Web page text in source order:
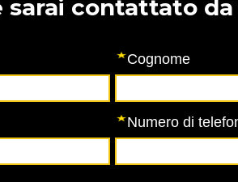
contattato